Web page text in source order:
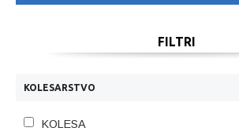
FILTRI
KOLESARSTVO
KOLESA